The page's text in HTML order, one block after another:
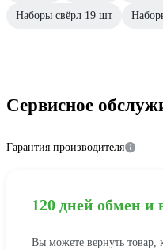
Наборы свёрл 19 шт
Сервисное
Гарантия производителя
120 дней обмен и
Вы можете вернуть товар,